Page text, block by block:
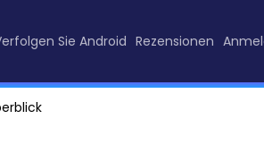
Sie Android Rezensionen